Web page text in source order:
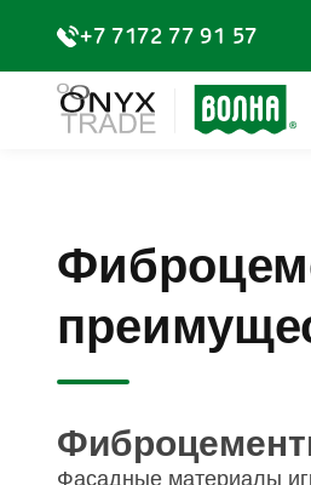
+7 7172 77 91 57